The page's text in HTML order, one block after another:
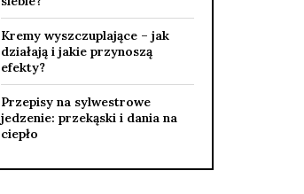
Kremy wyszczuplające – jak
działają i jakie przynoszą
efekty?
Przepisy na sylwestrowe
jedzenie: przekąski i dania na
ciepło